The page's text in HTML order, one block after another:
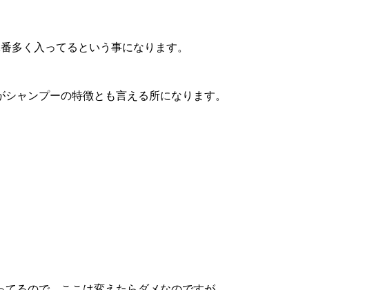
多く入ってるという事になります。
ャンプーの特徴とも言える所になります。